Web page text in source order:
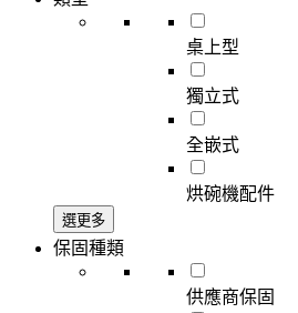
桌上型
獨立式
全嵌式
烘碗機配件
選更多
保固種類
供應商保固